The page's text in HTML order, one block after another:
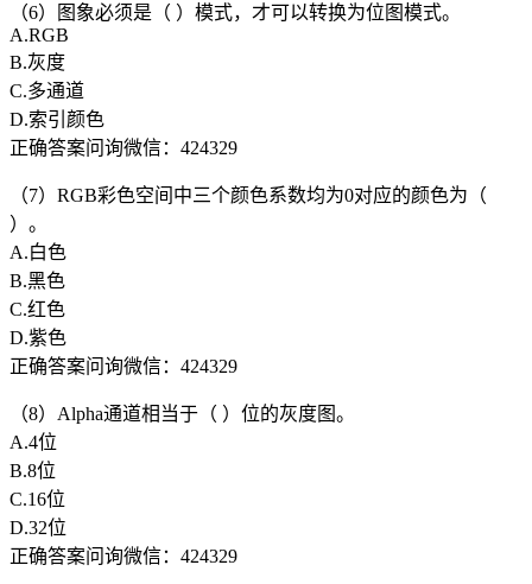
（6）图象必须是（ ）模式，才可以转换为位图模式。
A.RGB
B.灰度
C.多通道
D.索引颜色
正确答案问询微信：424329
（7）RGB彩色空间中三个颜色系数均为0对应的颜色为（
）。
A.白色
B.黑色
C.红色
D.紫色
正确答案问询微信：424329
（8）Alpha通道相当于（ ）位的灰度图。
A.4位
B.8位
C.16位
D.32位
正确答案问询微信：424329